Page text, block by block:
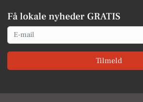
Få lokale nyheder GRATIS
Email
Tilmeld